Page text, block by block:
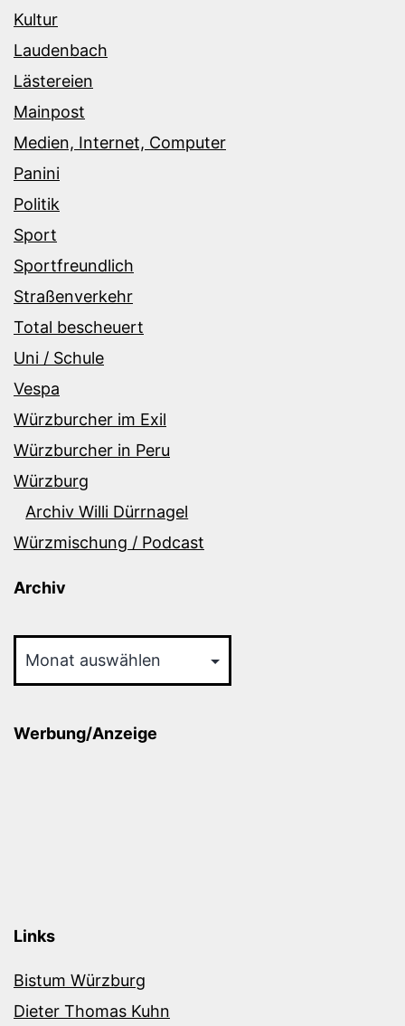
Kultur
Laudenbach
Lästereien
Mainpost
Medien, Internet, Computer
Panini
Politik
Sport
Sportfreundlich
Straßenverkehr
Total bescheuert
Uni / Schule
Vespa
Würzburcher im Exil
Würzburcher in Peru
Würzburg
Archiv Willi Dürrnagel
Würzmischung / Podcast
Archiv
Werbung/Anzeige
Links
Bistum Würzburg
Dieter Thomas Kuhn